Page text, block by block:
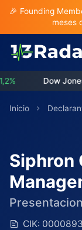
🎉 Founding
meses
Dow Jones:
Inicio
Siphron
CIK: